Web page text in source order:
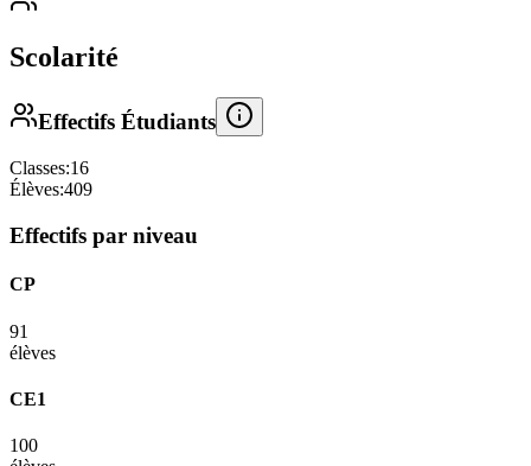
Scolarité
Effectifs Étudiants
Classes:16
Élèves:409
Effectifs par niveau
CP
91
élèves
CE1
100